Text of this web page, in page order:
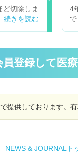
ど切除しま
たのです
療はござい
る抗がん治
んか。よろ
4
員登録して医
提供しております。
NEWS & JOURNALト